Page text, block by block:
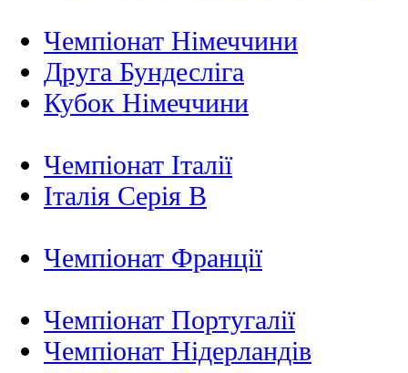
Чемпіонат Німеччини
Друга Бундесліга
Кубок Німеччини
Чемпіонат Італії
Італія Серія B
Чемпіонат Франції
Чемпіонат Португалії
Чемпіонат Нідерландiв